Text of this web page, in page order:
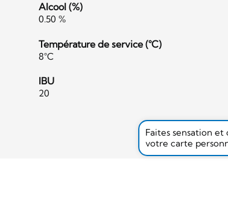
Alcool (%)
0.50 %
Température de service (°C)
8°C
IBU
20
Faites sensation et
votre carte